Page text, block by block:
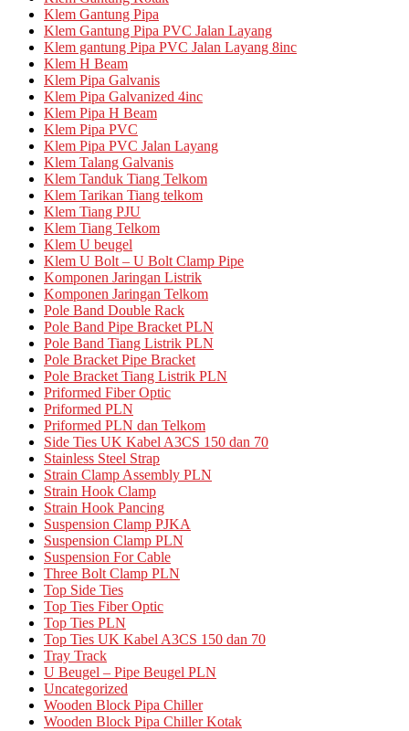
Klem Gantung Pipa
Klem Gantung Pipa PVC Jalan Layang
Klem gantung Pipa PVC Jalan Layang 8inc
Klem H Beam
Klem Pipa Galvanis
Klem Pipa Galvanized 4inc
Klem Pipa H Beam
Klem Pipa PVC
Klem Pipa PVC Jalan Layang
Klem Talang Galvanis
Klem Tanduk Tiang Telkom
Klem Tarikan Tiang telkom
Klem Tiang PJU
Klem Tiang Telkom
Klem U beugel
Klem U Bolt – U Bolt Clamp Pipe
Komponen Jaringan Listrik
Komponen Jaringan Telkom
Pole Band Double Rack
Pole Band Pipe Bracket PLN
Pole Band Tiang Listrik PLN
Pole Bracket Pipe Bracket
Pole Bracket Tiang Listrik PLN
Priformed Fiber Optic
Priformed PLN
Priformed PLN dan Telkom
Side Ties UK Kabel A3CS 150 dan 70
Stainless Steel Strap
Strain Clamp Assembly PLN
Strain Hook Clamp
Strain Hook Pancing
Suspension Clamp PJKA
Suspension Clamp PLN
Suspension For Cable
Three Bolt Clamp PLN
Top Side Ties
Top Ties Fiber Optic
Top Ties PLN
Top Ties UK Kabel A3CS 150 dan 70
Tray Track
U Beugel – Pipe Beugel PLN
Uncategorized
Wooden Block Pipa Chiller
Wooden Block Pipa Chiller Kotak